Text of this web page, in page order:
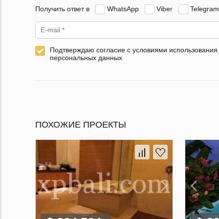
Получить ответ в WhatsApp Viber Telegram
Подтверждаю согласие с условиями использования
персональных данных
ПОХОЖИЕ ПРОЕКТЫ